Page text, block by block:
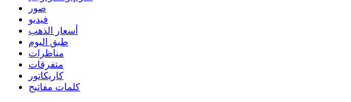
صور
فيديو
أسعار الذهب
طبق اليوم
مناظرات
متفرقات
كاريكاتور
كلمات مفاتيح